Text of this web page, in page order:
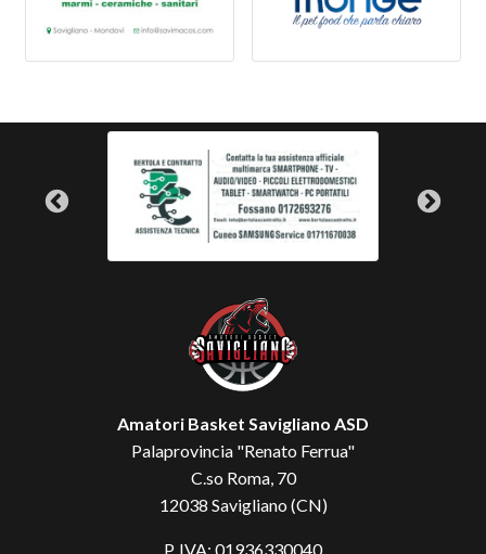
Amatori Basket Savigliano ASD
Palaprovincia "Renato Ferrua"
C.so Roma, 70
12038 Savigliano (CN)
P. IVA: 01936330040